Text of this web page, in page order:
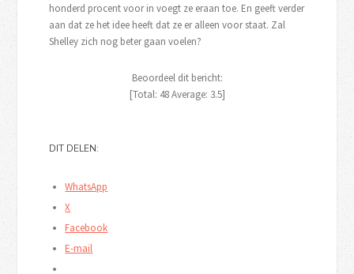
honderd procent voor in voegt ze eraan toe. En geeft verder
aan dat ze het idee heeft dat ze er alleen voor staat. Zal
Shelley zich nog beter gaan voelen?
Beoordeel dit bericht:
[Total: 48Average: 3.5]
DIT DELEN:
WhatsApp
X
Facebook
E-mail